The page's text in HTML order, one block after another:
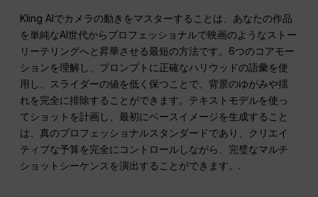
Kling AIでカメラの動きをマスターすることは、あなたの作品
を単純なAI世代からプロフェッショナルで映画のようなストー
リーテリングへと昇華させる最短の方法です。6つのコアモー
ションを理解し、プロンプトに正確なハリウッドの語彙を使
用し、スライダーの値を低く保つことで、背景のゆがみや揺
れを完全に排除することができます。テキストモデルを使っ
てショットを計画し、最初にベースイメージを生成すること
は、真のプロフェッショナルスタンダードであり、クリエイ
ティブな予算を完全にコントロールしながら、完璧なマルチ
ショットシーケンスを演出することができます。.